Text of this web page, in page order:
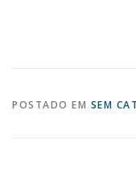
POSTADO EM SEM